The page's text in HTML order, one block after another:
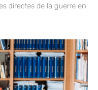
directes de la guerre en